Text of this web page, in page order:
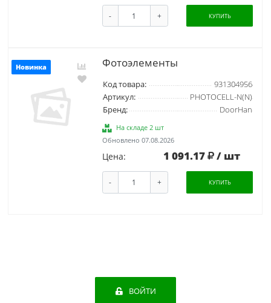
- + КУПИТЬ
Новинка Фотоэлементы
Код товара:
931304956
Артикул:
PHOTOCELL-N(N)
Бренд:
DoorHan
На складе 2 шт
Обновлено 07.08.2026
Цена: 1 091.17 / шт
- + КУПИТЬ
ВОЙТИ